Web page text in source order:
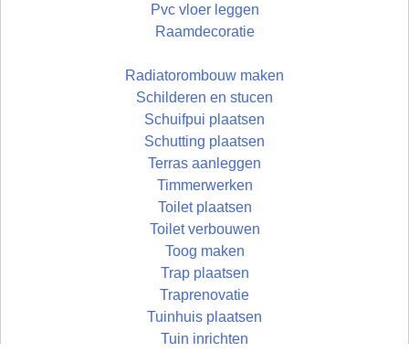
Pvc vloer leggen
Raamdecoratie
Radiatorombouw maken
Schilderen en stucen
Schuifpui plaatsen
Schutting plaatsen
Terras aanleggen
Timmerwerken
Toilet plaatsen
Toilet verbouwen
Toog maken
Trap plaatsen
Traprenovatie
Tuinhuis plaatsen
Tuin inrichten